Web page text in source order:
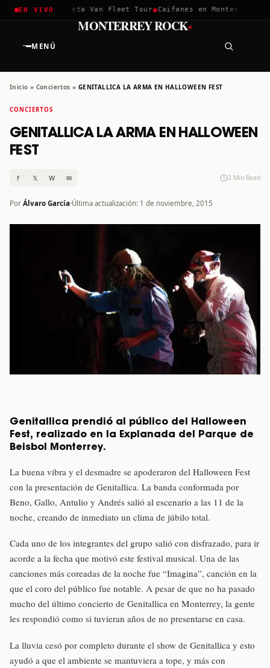
EN VIVO
2026✱Greta Van Fleet Tour✱Caifanes en Monterrey · 12
MENÚ
MONTERREY ROCK·
Inicio » Conciertos » GENITALLICA LA ARMA EN HALLOWEEN FEST
CONCIERTOS
GENITALLICA LA ARMA EN HALLOWEEN
FEST
f 𝕏 W ✉ 2 Min Read
Por Álvaro García Última actualización: 1 de noviembre, 2015
Genitallica prendió al público del Halloween
Fest, realizado en la Explanada del Parque de
Beisbol Monterrey.
La buena vibra y el desmadre se apoderaron del Halloween Fest
con la presentación de Genitallica. La banda conformada por
Beno, Gallo, Antulio y Andrés salió al escenario a las 11 de la
noche, creando de inmediato un clima de júbilo total.
Cada uno de los integrantes del grupo salió con disfrazado, para ir
acorde a la fecha que motivó este festival musical. Una de las
canciones más coreadas de la noche fue “Imagina”, canción en la
que el coro del público fue notable. A pesar de que no ha pasado
mucho del último concierto de Genitallica en Monterrey, la gente
les respondió como si tuvieran años de no presentarse en casa.
La lluvia cesó por completo durante el show de Genitallica y esto
ayudó a que el ambiente se mantuviera a tope, y más con